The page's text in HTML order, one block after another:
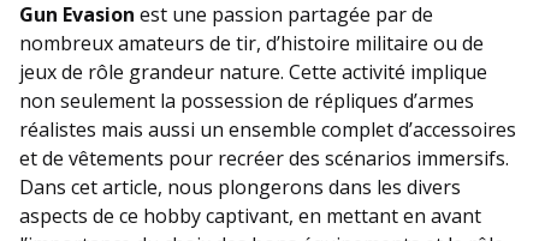
Gun Evasion est une passion partagée par de
nombreux amateurs de tir, d’histoire militaire ou de
jeux de rôle grandeur nature. Cette activité implique
non seulement la possession de répliques d’armes
réalistes mais aussi un ensemble complet d’accessoires
et de vêtements pour recréer des scénarios immersifs.
Dans cet article, nous plongerons dans les divers
aspects de ce hobby captivant, en mettant en avant